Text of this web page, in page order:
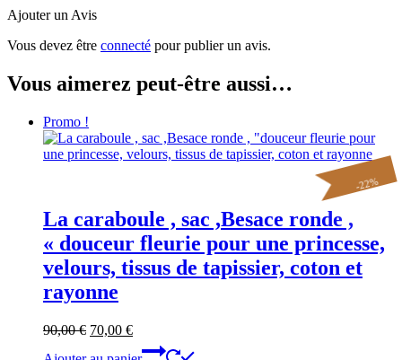
Ajouter un Avis
Vous devez être connecté pour publier un avis.
Vous aimerez peut-être aussi…
Promo !
-22%
La caraboule , sac ,Besace ronde ,
« douceur fleurie pour une princesse,
velours, tissus de tapissier, coton et
rayonne
90,00€ Le
70,00 €Le